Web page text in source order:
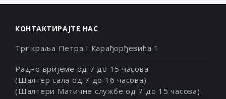
КОНТАКТИРАЈТЕ НАС
Трг краља Петра I Карађорђевића 1
Радно вријеме од 7 до 15 часова
(Шалтер сала од 7 до 16 часова)
(Шалтери Матичне службе од 7 до 15 часова)